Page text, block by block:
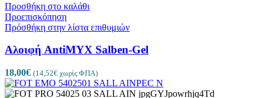
Προσθήκη στο καλάθι
Προεπισκόπηση
Πρόσθήκη στην λίστα επιθυμιών
Αλοιφή AntiMYX Salben-Gel
18,00€ (14,52€ χωρίς ΦΠΑ)